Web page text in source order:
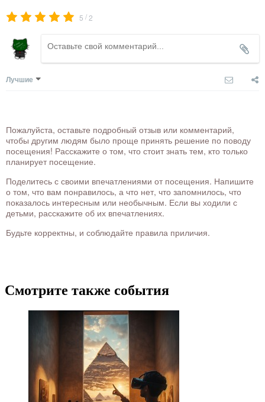
5 /2
Лучшие
Пожалуйста, оставьте подробный отзыв или комментарий,
чтобы другим людям было проще принять решение по поводу
посещения! Расскажите о том, что стоит знать тем, кто только
планирует посещение.
Поделитесь с своими впечатлениями от посещения. Напишите
о том, что вам понравилось, а что нет, что запомнилось, что
показалось интересным или необычным. Если вы ходили с
детьми, расскажите об их впечатлениях.
Будьте корректны, и соблюдайте правила приличия.
Смотрите также события